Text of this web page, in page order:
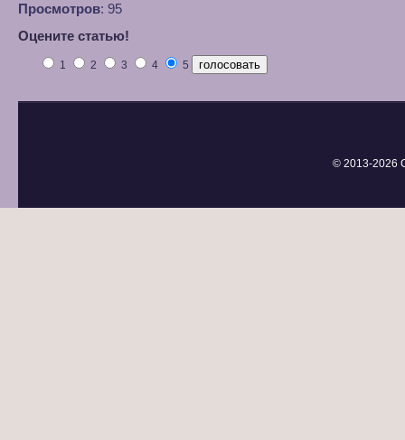
Просмотров: 95
Оцените статью!
1 2 3 4 5
© 2013-2026